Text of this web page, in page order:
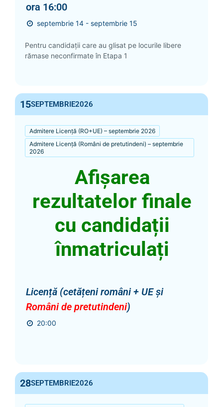
ora 16:00
septembrie 14 - septembrie 15
Pentru candidații care au glisat pe locurile libere
rămase neconfirmate în Etapa 1
15SEPTEMBRIE2026
Admitere Licență (RO+UE) – septembrie 2026
Admitere Licență (Români de pretutindeni) – septembrie
2026
Afișarea
rezultatelor finale
cu candidații
înmatriculați
Licență (cetățeni români + UE și
Români de pretutindeni)
20:00
28SEPTEMBRIE2026